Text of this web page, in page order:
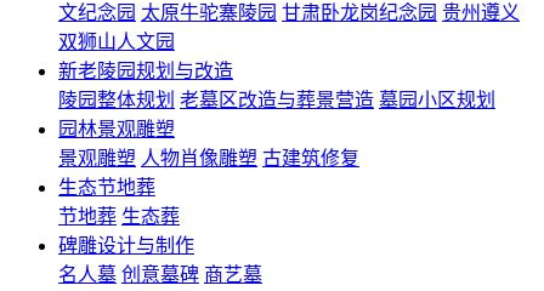
文纪念园 太原牛驼寨陵园 甘肃卧龙岗纪念园 贵州遵义
双狮山人文园
新老陵园规划与改造
陵园整体规划 老墓区改造与葬景营造 墓园小区规划
园林景观雕塑
景观雕塑 人物肖像雕塑 古建筑修复
生态节地葬
节地葬 生态葬
碑雕设计与制作
名人墓 创意墓碑 商艺墓